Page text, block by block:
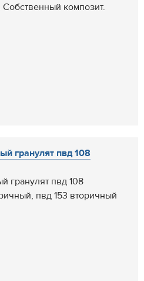
композит.
гранулят пвд 108
гранулят пвд 108
пвд 153 вторичный